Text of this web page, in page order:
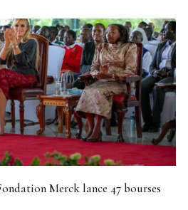
Merck lance 47 bourses